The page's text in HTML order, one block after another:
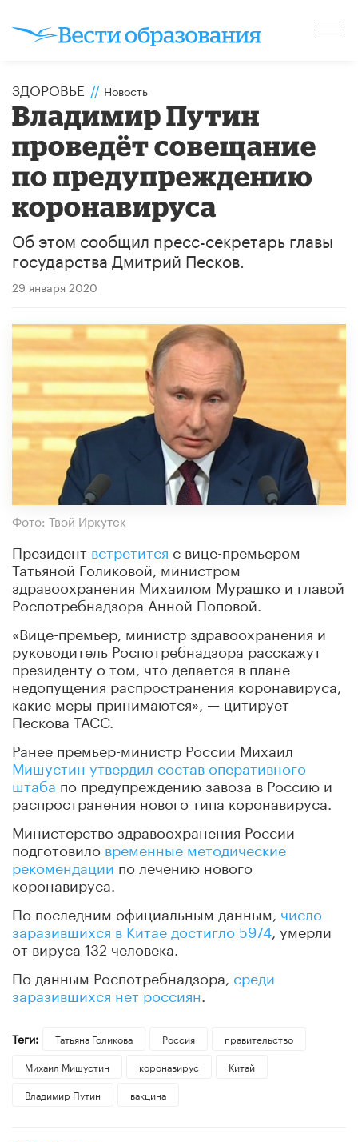
ЗДОРОВЬЕ // Новость
Владимир Путин
проведёт совещание
по предупреждению
коронавируса
Об этом сообщил пресс-секретарь главы
государства Дмитрий Песков.
29 января 2020
Фото: Твой Иркутск
Президент встретится с вице-премьером
Татьяной Голиковой, министром
здравоохранения Михаилом Мурашко и главой
Роспотребнадзора Анной Поповой.
«Вице-премьер, министр здравоохранения и
руководитель Роспотребнадзора расскажут
президенту о том, что делается в плане
недопущения распространения коронавируса,
какие меры принимаются», — цитирует
Пескова ТАСС.
Ранее премьер-министр России Михаил
Мишустин утвердил состав оперативного
штаба по предупреждению завоза в Россию и
распространения нового типа коронавируса.
Министерство здравоохранения России
подготовило временные методические
рекомендациипо лечению нового
коронавируса.
По последним официальным данным, число
заразившихся в Китае достигло 5974, умерли
от вируса 132 человека.
По данным Роспотребнадзора, среди
заразившихся нет россиян
Теги: ​Татьяна Голикова Россия
правительство
Михаил Мишустин
коронавирус
Китай
Владимир Путин
вакцина